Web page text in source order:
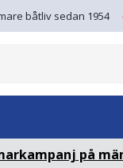
båtliv sedan 1954
på